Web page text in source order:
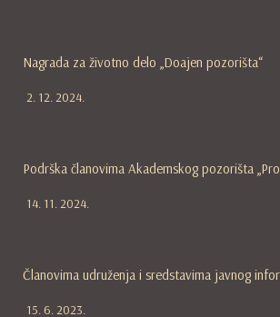
Nagrada za životno delo „Doajen pozorišta“
2. 12. 2024.
Podrška članovima Akademskog pozorišta
14. 11. 2024.
Članovima udruženja i sredstavima javnog
15. 6. 2023.